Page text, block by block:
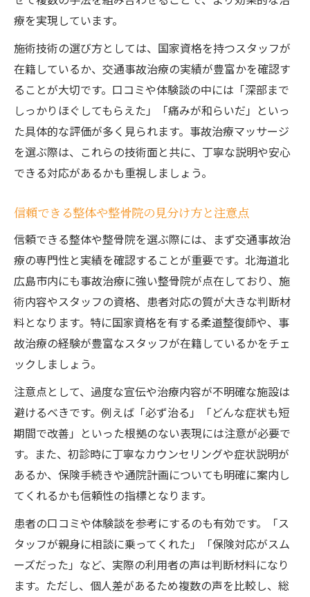
療を実現しています。
施術技術の選び方としては、国家資格を持つスタッフが
在籍しているか、交通事故治療の実績が豊富かを確認す
ることが大切です。口コミや体験談の中には「深部まで
しっかりほぐしてもらえた」「痛みが和らいだ」といっ
た具体的な評価が多く見られます。事故治療マッサージ
を選ぶ際は、これらの技術面と共に、丁寧な説明や安心
できる対応があるかも重視しましょう。
信頼できる整体や整骨院の見分け方と注意点
信頼できる整体や整骨院を選ぶ際には、まず交通事故治
療の専門性と実績を確認することが重要です。北海道北
広島市内にも事故治療に強い整骨院が点在しており、施
術内容やスタッフの資格、患者対応の質が大きな判断材
料となります。特に国家資格を有する柔道整復師や、事
故治療の経験が豊富なスタッフが在籍しているかをチェ
ックしましょう。
注意点として、過度な宣伝や治療内容が不明確な施設は
避けるべきです。例えば「必ず治る」「どんな症状も短
期間で改善」といった根拠のない表現には注意が必要で
す。また、初診時に丁寧なカウンセリングや症状説明が
あるか、保険手続きや通院計画についても明確に案内し
てくれるかも信頼性の指標となります。
患者の口コミや体験談を参考にするのも有効です。「ス
タッフが親身に相談に乗ってくれた」「保険対応がスム
ーズだった」など、実際の利用者の声は判断材料になり
ます。ただし、個人差があるため複数の声を比較し、総